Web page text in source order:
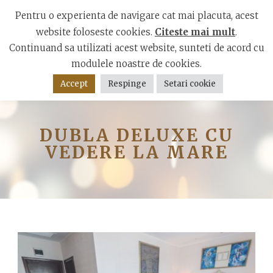
Bulevardul Mamaia, Constanța 900001
DUBLA DELUXE CU
VEDERE LA MARE
Pentru o experienta de navigare cat mai placuta, acest
website foloseste cookies. Citeste mai mult.
Continuand sa utilizati acest website, sunteti de acord cu
modulele noastre de cookies.
Accept Respinge Setari cookie